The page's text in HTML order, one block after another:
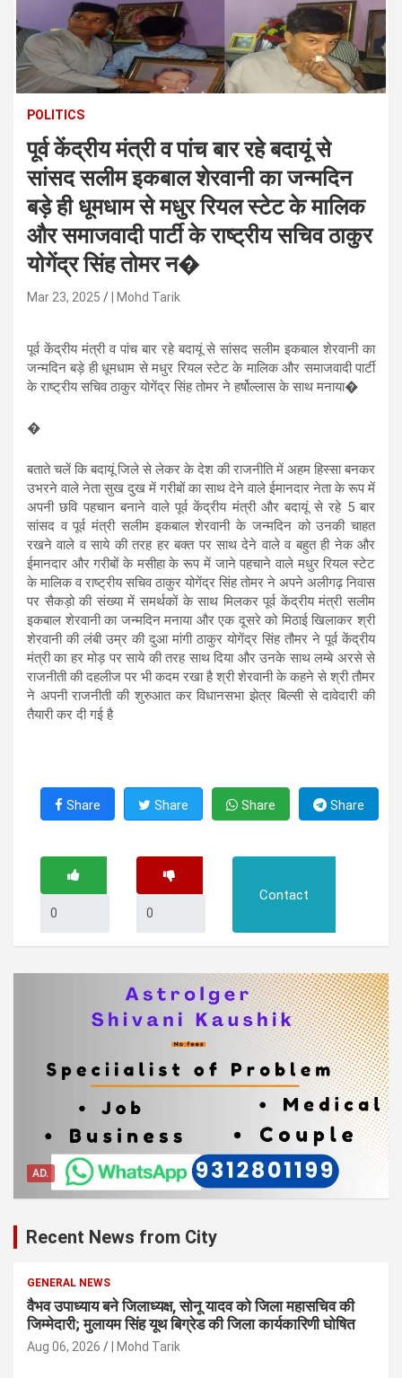
POLITICS
पूर्व केंद्रीय मंत्री व पांच बार रहे बदायूं से
सांसद सलीम इकबाल शेरवानी का जन्मदिन
बड़े ही धूमधाम से मधुर रियल स्टेट के मालिक
और समाजवादी पार्टी के राष्ट्रीय सचिव ठाकुर
योगेंद्र सिंह तोमर न�
Mar 23, 2025 | Mohd Tarik
पूर्व केंद्रीय मंत्री व पांच बार रहे बदायूं से सांसद सलीम इकबाल शेरवानी का
जन्मदिन बड़े ही धूमधाम से मधुर रियल स्टेट के मालिक और समाजवादी पार्टी
के राष्ट्रीय सचिव ठाकुर योगेंद्र सिंह तोमर ने हर्षोल्लास के साथ मनाया�
�
बताते चलें कि बदायूं जिले से लेकर के देश की राजनीति में अहम हिस्सा बनकर
उभरने वाले नेता सुख दुख में गरीबों का साथ देने वाले ईमानदार नेता के रूप में
अपनी छवि पहचान बनाने वाले पूर्व केंद्रीय मंत्री और बदायूं से रहे 5 बार
सांसद व पूर्व मंत्री सलीम इकबाल शेरवानी के जन्मदिन को उनकी चाहत
रखने वाले व साये की तरह हर बक्त पर साथ देने वाले व बहुत ही नेक और
ईमानदार और गरीबों के मसीहा के रूप में जाने पहचाने वाले मधुर रियल स्टेट
के मालिक व राष्ट्रीय सचिव ठाकुर योगेंद्र सिंह तोमर ने अपने अलीगढ़ निवास
पर सैकड़ो की संख्या में समर्थकों के साथ मिलकर पूर्व केंद्रीय मंत्री सलीम
इकबाल शेरवानी का जन्मदिन मनाया और एक दूसरे को मिठाई खिलाकर श्री
शेरवानी की लंबी उम्र की दुआ मांगी ठाकुर योगेंद्र सिंह तौमर ने पूर्व केंद्रीय
मंत्री का हर मोड़ पर साये की तरह साथ दिया और उनके साथ लम्बे अरसे से
राजनीती की दहलीज पर भी कदम रखा है श्री शेरवानी के कहने से श्री तौमर
ने अपनी राजनीती की शुरुआत कर विधानसभा झेत्र बिल्सी से दावेदारी की
तैयारी कर दी गई है
Share Share Share Share
Contact
AD.
Recent News from City
GENERAL NEWS
वैभव उपाध्याय बने जिलाध्यक्ष, सोनू यादव को जिला महासचिव की
जिम्मेदारी; मुलायम सिंह यूथ बिग्रेड की जिला कार्यकारिणी घोषित
Aug 06, 2026 | Mohd Tarik